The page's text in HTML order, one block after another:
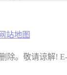
网站地图
。敬请谅解! E-